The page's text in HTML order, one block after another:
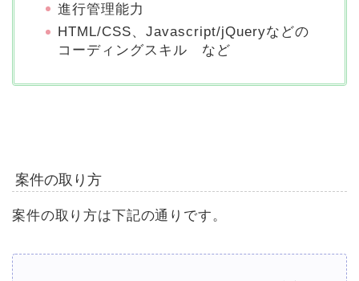
進行管理能力
HTML/CSS、Javascript/jQueryなどの
コーディングスキル など
案件の取り方
案件の取り方は下記の通りです。